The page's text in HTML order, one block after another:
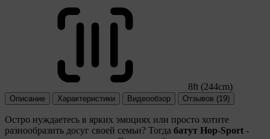
8ft (244cm)
Описание Характеристики Видеообзор Отзывов (19)
Остро нуждаетесь в ярких эмоциях или просто хотите
разнообразить досуг своей семьи? Тогда батут Hop-Sport -